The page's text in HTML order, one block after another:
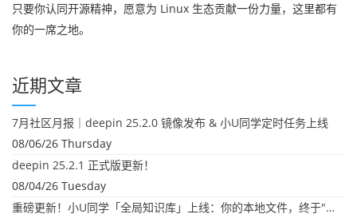
只要你认同开源精神，愿意为 Linux 生态贡献一份力量，这里都有
你的一席之地。
近期文章
7月社区月报｜deepin 25.2.0 镜像发布 & 小U同学定时任务上线
08/06/26 Thursday
deepin 25.2.1 正式版更新！
08/04/26 Tuesday
重磅更新！小U同学「全局知识库」上线：你的本地文件，终于"活"起来了